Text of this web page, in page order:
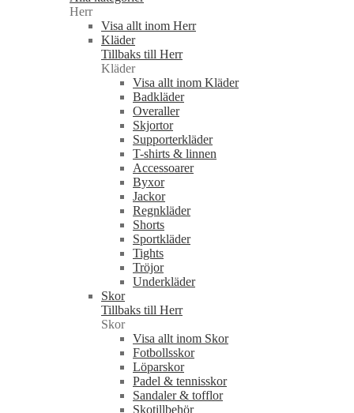
Herr
Visa allt inom Herr
Kläder
Tillbaks till Herr
Kläder
Visa allt inom Kläder
Badkläder
Overaller
Skjortor
Supporterkläder
T-shirts & linnen
Accessoarer
Byxor
Jackor
Regnkläder
Shorts
Sportkläder
Tights
Tröjor
Underkläder
Skor
Tillbaks till Herr
Skor
Visa allt inom Skor
Fotbollsskor
Löparskor
Padel & tennisskor
Sandaler & tofflor
Skotillbehör